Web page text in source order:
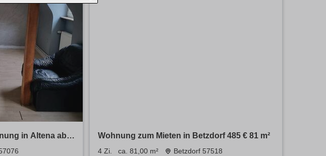
in Altena ab
Wohnung zum Mieten in Betzdorf 485 € 81 m²
4 Zi. ca. 81,00 m² Betzdorf 57518